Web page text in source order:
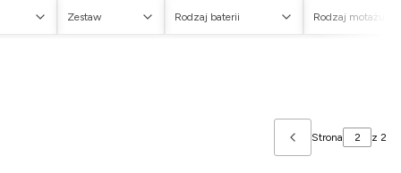
Zestaw Rodzaj baterii Rodzaj motażu
Poprzednie
Strona z 2